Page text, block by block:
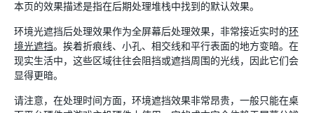
本页的效果描述是指在后期处理堆栈中找到的默认效果。
环境光遮挡后处理效果作为全屏幕后处理效果，非常接近实时的环
境光遮挡。挨着折痕线、小孔、相交线和平行表面的地方变暗。在
现实生活中，这些区域往往会阻挡或遮挡周围的光线，因此它们会
显得更暗。
请注意，在处理时间方面，环境遮挡效果非常昂贵，一般只能在桌